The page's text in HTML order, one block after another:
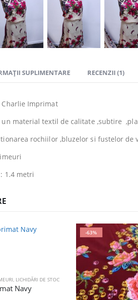
SUPLIMENTARE RECENZII (1)
Charlie Imprimat
un material textil de calitate ,subtire
rochiilor ,bluzelor si fustelor de
1.4 metri
, LICHIDĂRI DE STOC
Navy
-63%